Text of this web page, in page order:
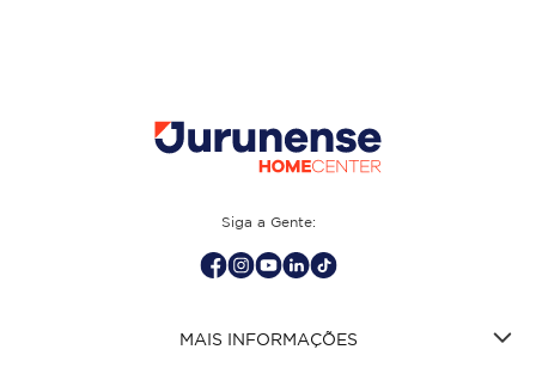
Siga a Gente:
MAIS INFORMAÇÕES